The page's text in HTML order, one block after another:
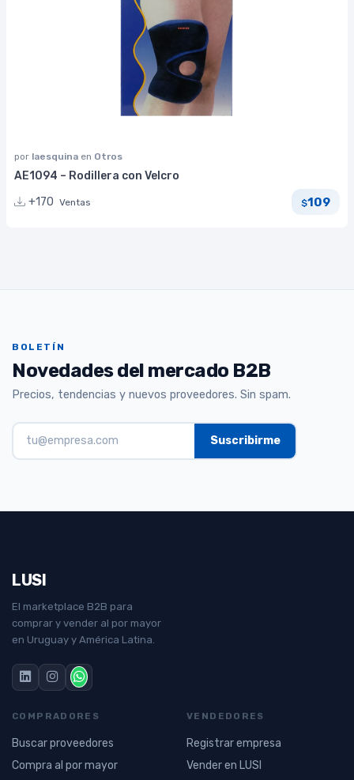
por laesquina en Otros
AE1094 – Rodillera con Velcro
+170 Ventas $109
BOLETÍN
Novedades del mercado B2B
Precios, tendencias y nuevos proveedores. Sin spam.
LUSI
El marketplace B2B para
comprar y vender al por mayor
en Uruguay y América Latina.
COMPRADORES
Buscar proveedores
Compra al por mayor
VENDEDORES
Registrar empresa
Vender en LUSI